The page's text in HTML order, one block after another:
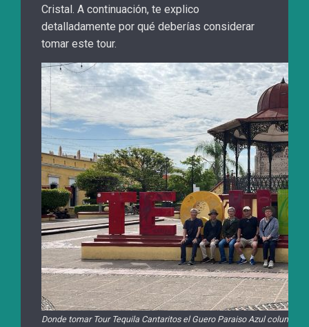
Cristal. A continuación, te explico
detalladamente por qué deberías considerar
tomar este tour.
Donde tomar Tour Tequila Cantaritos el Guero Paraiso Azul columpio